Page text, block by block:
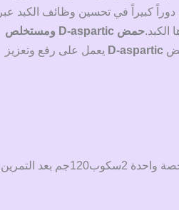
دوراً كبيراً في تحسين وظائف الكبد عبر
الكبد.
حمض D-aspartic ومستخلص
D-aspartic يعمل على رفع وتعزيز
الاستخدام الموصى به: استخدم 2 حصص في اليوم كالتالى(نصف حصة 1سكوب60جم 45-75 دقيقة قبل التمرين ، حصة واحدة 2سكوب120جم بعد التمرين